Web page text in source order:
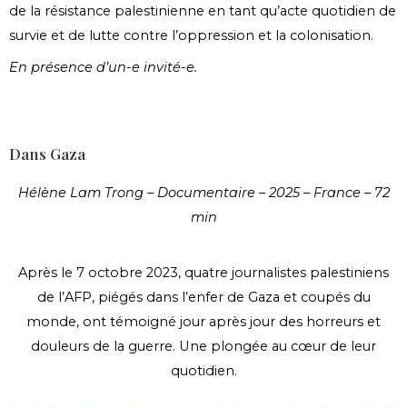
de la résistance palestinienne en tant qu’acte quotidien de
survie et de lutte contre l’oppression et la colonisation.
En présence d’un-e invité-e.
Dans Gaza
Hélène Lam Trong – Documentaire – 2025 – France – 72
min
Après le 7 octobre 2023, quatre journalistes palestiniens
de l’AFP, piégés dans l’enfer de Gaza et coupés du
monde, ont témoigné jour après jour des horreurs et
douleurs de la guerre. Une plongée au cœur de leur
quotidien.